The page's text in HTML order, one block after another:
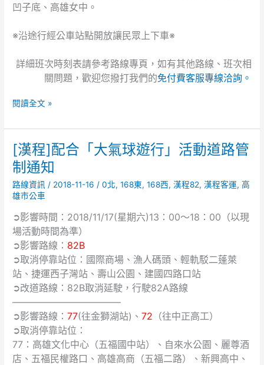
凹子底、高雄女中。
※沿途行經公車站點開放讓民眾上下車※
詳細班次時刻表請參考路線專頁，如有其他路線、班次相
關問題，歡迎您撥打我們的免付費客服專線洽詢。
閱讀全文 »
[漢程]配合「大氣球遊行」活動道路管
制通知
路線資訊 / 2018-11-16 /0北,168東,168西,漢程82,漢程客運,高
雄市公車
➲影響時間：2018/11/17(星期六)13：00～18：00（以現
場活動時間為準）
➲影響路線： 82B
➲取消停靠站位：國際商場、漁人碼頭、輕軌駁二蓬萊
站、捷運西子灣站、壽山公園、建國四路口站
➲改道路線：82B取消延駛，行駛82A路線
———————————–
➲影響路線：77(往金獅湖站)、72 （往中正高工）
➲取消停靠站位：
77：高雄文化中心（五福國中站）、自來水公園、麗尊酒
店、五福民權路口、高雄高商（五福二路）、新興高中、
[漢
程]
配
合
「大
球
遊
行」
活
動
道
路
管
制
通
知